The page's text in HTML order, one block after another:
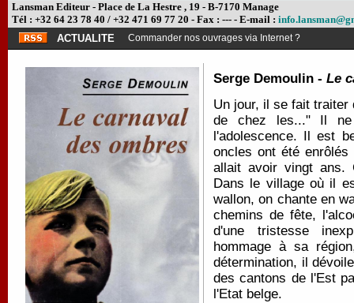
Lansman Editeur - Place de La Hestre , 19 - B-7170 Manage
Tél : +32 64 23 78 40 / +32 471 69 77 20 - Fax : --- - E-mail :
ACTUALITE
Commander nos ouvrages via Internet ?
Serge Demoulin - Le
Un jour, il se fait traiter
de chez les..." Il
l'adolescence. Il est
oncles ont été
allait avoir vingt ans.
Dans le village où il
wallon, on chante en
chemins de fête,
d'une tristesse
hommage à sa
détermination, il
des cantons de l'Est
l'Etat belge.